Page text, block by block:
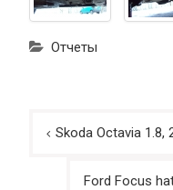
Отчеты
Навигация
записям
Skoda Octavia 1.8,
Ford Focus